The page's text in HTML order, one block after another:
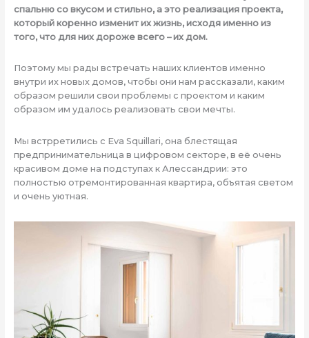
спальню со вкусом и стильно, а это реализация проекта,
который коренно изменит их жизнь, исходя именно из
того, что для них дороже всего – их дом.
Поэтому мы рады встречать наших клиентов именно
внутри их новых домов, чтобы они нам рассказали, каким
образом решили свои проблемы с проектом и каким
образом им удалось реализовать свои мечты.
Мы встрретились с Eva Squillari, она блестящая
предпринимательница в цифровом секторе, в её очень
красивом доме на подступах к Алессандрии: это
полностью отремонтированная квартира, объятая светом
и очень уютная.